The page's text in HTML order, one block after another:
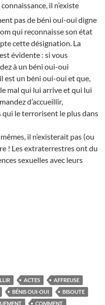
connaissance, il n’existe
pas de béni oui-oui digne
qui reconnaisse son état
cette désignation. La
évidente : si vous
à un béni oui-oui
est un béni oui-oui et que,
mal qui lui arrive et qui lui
d’accueillir,
qui le terrorisent le plus dans
il n’existerait pas (ou
! Les extraterrestres ont du
sexuelles avec leurs
ACTES
AFFREUSE
BÉNIS OUI-OUI
BISOUTE
COMMENT